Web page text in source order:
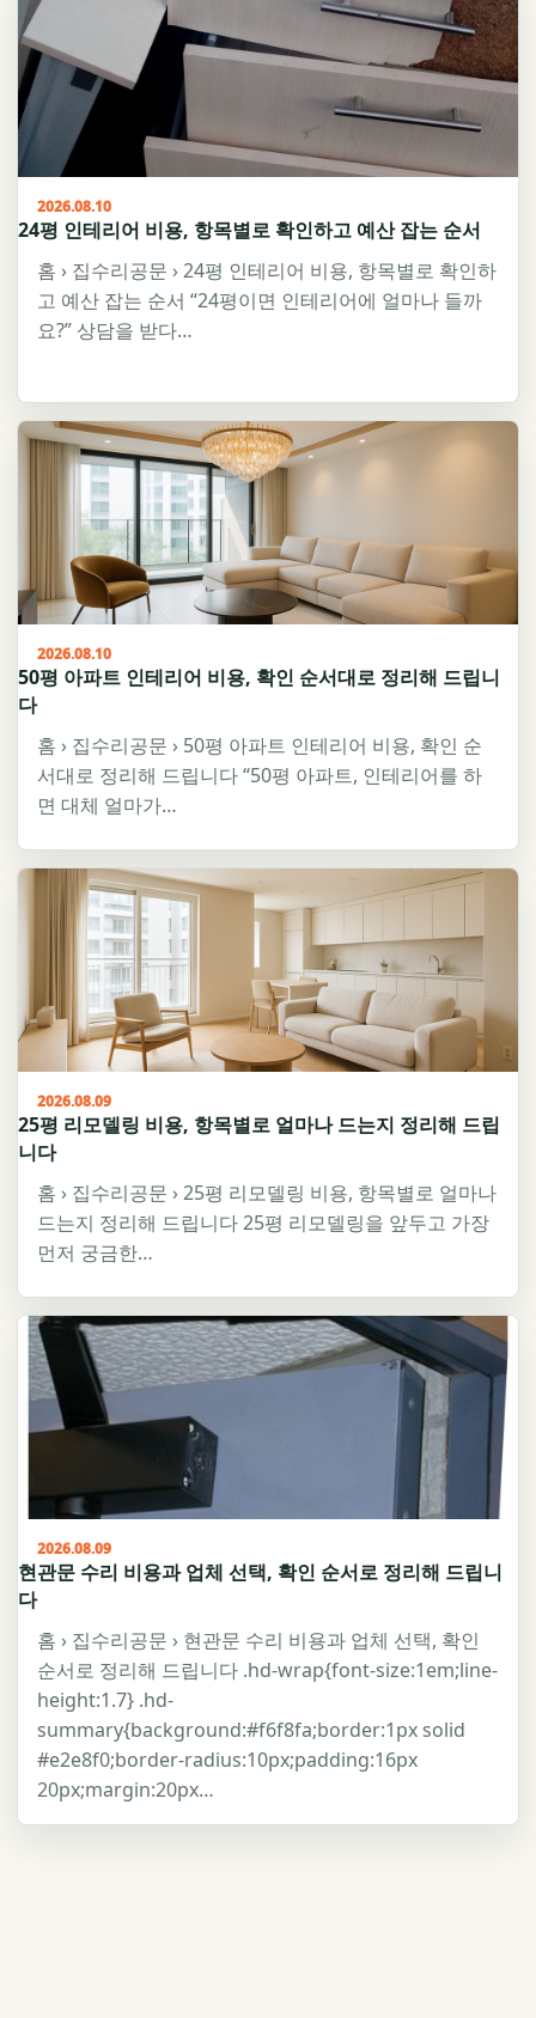
2026.08.10
24평 인테리어 비용, 항목별로 확인하고 예산 잡는 순서
홈 › 집수리공문 › 24평 인테리어 비용, 항목별로 확인하
고 예산 잡는 순서 “24평이면 인테리어에 얼마나 들까
요?” 상담을 받다…
2026.08.10
50평 아파트 인테리어 비용, 확인 순서대로 정리해 드립니
다
홈 › 집수리공문 › 50평 아파트 인테리어 비용, 확인 순
서대로 정리해 드립니다 “50평 아파트, 인테리어를 하
면 대체 얼마가…
2026.08.09
25평 리모델링 비용, 항목별로 얼마나 드는지 정리해 드립
니다
홈 › 집수리공문 › 25평 리모델링 비용, 항목별로 얼마나
드는지 정리해 드립니다 25평 리모델링을 앞두고 가장
먼저 궁금한…
2026.08.09
현관문 수리 비용과 업체 선택, 확인 순서로 정리해 드립니
다
홈 › 집수리공문 › 현관문 수리 비용과 업체 선택, 확인
순서로 정리해 드립니다 .hd-wrap{font-size:1em;line-
height:1.7} .hd-
summary{background:#f6f8fa;border:1px solid
#e2e8f0;border-radius:10px;padding:16px
20px;margin:20px…